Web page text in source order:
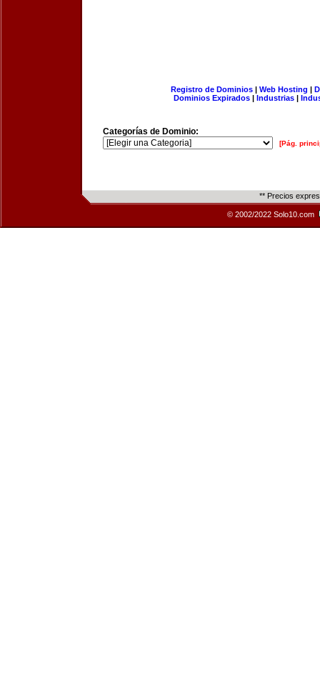
Registro de Dominios| Web Hosting |
Dominios Expirados | Industrias |
Categorías de Dominio:
[Pág.
** Precios
© 2002/2022 Solo10.com